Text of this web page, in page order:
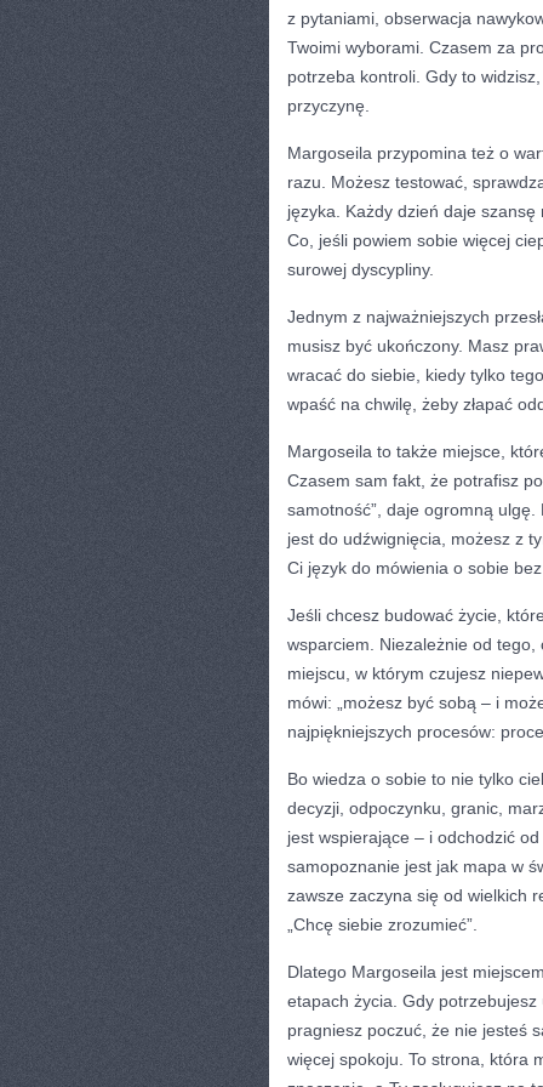
z pytaniami, obserwacja
Twoimi wyborami. Czasem za
potrzeba kontroli. Gdy to
przyczynę.
Margoseila przypomina też o
razu. Możesz testować,
języka. Każdy dzień daje szansę
Co, jeśli powiem sobie więcej
surowej dyscypliny.
Jednym z najważniejszych
musisz być ukończony. Masz
wracać do siebie, kiedy tylko
wpaść na chwilę, żeby złapać
Margoseila to także miejsce,
Czasem sam fakt, że potrafisz
samotność”, daje ogromną
jest do udźwignięcia, możesz z
Ci język do mówienia o sobie
Jeśli chcesz budować życie,
wsparciem. Niezależnie od
miejscu, w którym czujesz
mówi: „możesz być sobą – i
najpiękniejszych procesów:
Bo wiedza o sobie to nie tylko
decyzji, odpoczynku, granic,
jest wspierające – i odchodzić
samopoznanie jest jak mapa w
zawsze zaczyna się od wielkich
„Chcę siebie zrozumieć”.
Dlatego Margoseila jest
etapach życia. Gdy potrzebujesz
pragniesz poczuć, że nie jesteś
więcej spokoju. To strona, która